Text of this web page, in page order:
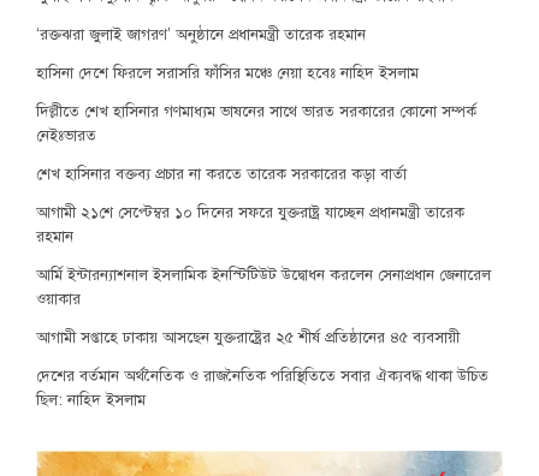
‘রক্তঝরা জুলাই জাগরণ’ অনুষ্ঠানে প্রধানমন্ত্রী তারেক রহমান
হাসিনা দেশে ফিরলে সরাসরি ফাঁসির মঞ্চে নেয়া হবেঃ নাহিদ ইসলাম
দিল্লীতে শেখ হাসিনার গণমাধ্যম ভাষনের সাথে ভারত সরকারের কোনো সম্পর্ক
নেইঃভারত
শেখ হাসিনার বক্তব্য প্রচার না করতে তারেক সরকারের কড়া বার্তা
আগামী ২১শে সেপ্টেম্বর ১০ দিনের সফরে যুক্তরাষ্ট্র যাচ্ছেন প্রধানমন্ত্রী তারেক
রহমান
আর্মি ইন্টারন্যাশনাল ইসলামিক ইনস্টিটিউট উদ্বোধন করলেন সেনাপ্রধান জেনারেল
ওয়াকার
আগামী সপ্তাহে ঢাকায় আসছেন যুক্তরাষ্ট্রের ২৫ শীর্ষ প্রতিষ্ঠানের ৪৫ ব্যবসায়ী
দেশের বর্তমান অর্থনৈতিক ও রাজনৈতিক পরিস্থিতিতে সবার ঐক্যবদ্ধ থাকা উচিত
ছিল: নাহিদ ইসলাম